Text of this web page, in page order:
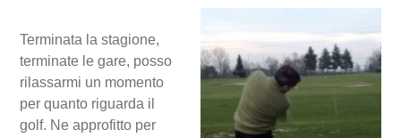
Terminata la stagione,
terminate le gare, posso
rilassarmi un momento
per quanto riguarda il
golf. Ne approfitto per